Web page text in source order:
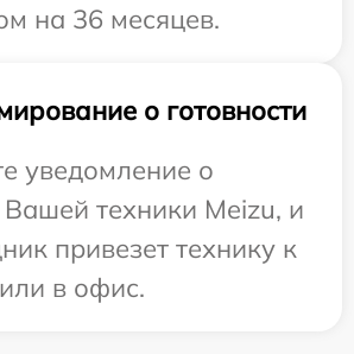
на 36 месяцев.
о готовности
уведомление о
Вашей техники Meizu, и
привезет технику к
в офис.